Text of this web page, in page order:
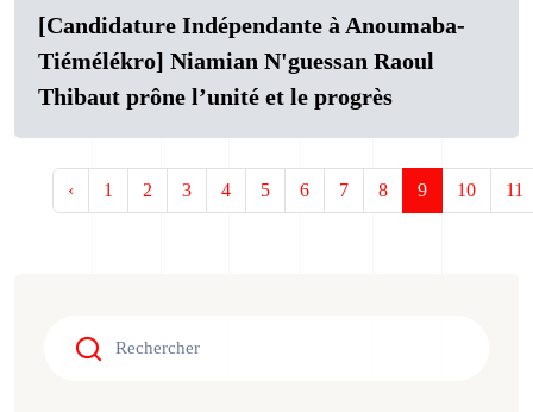
[Candidature Indépendante à Anoumaba-
Tiémélékro] Niamian N'guessan Raoul
Thibaut prône l’unité et le progrès
‹ 1 2 3 4 5 6 7 8 9 10 11